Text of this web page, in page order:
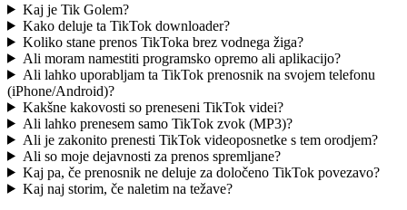
Kaj je Tik Golem?
Kako deluje ta TikTok downloader?
Koliko stane prenos TikToka brez vodnega žiga?
Ali moram namestiti programsko opremo ali aplikacijo?
Ali lahko uporabljam ta TikTok prenosnik na svojem telefonu
(iPhone/Android)?
Kakšne kakovosti so preneseni TikTok videi?
Ali lahko prenesem samo TikTok zvok (MP3)?
Ali je zakonito prenesti TikTok videoposnetke s tem orodjem?
Ali so moje dejavnosti za prenos spremljane?
Kaj pa, če prenosnik ne deluje za določeno TikTok povezavo?
Kaj naj storim, če naletim na težave?